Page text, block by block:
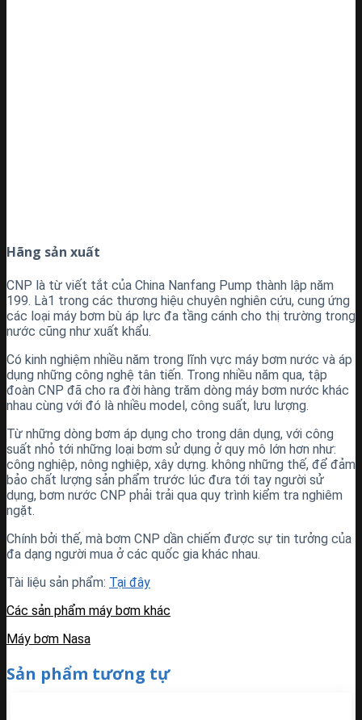
Hãng sản xuất
CNP là từ viết tắt của China Nanfang Pump thành lập năm
199. Là1 trong các thương hiệu chuyên nghiên cứu, cung ứng
các loại máy bơm bù áp lực đa tầng cánh cho thị trường trong
nước cũng như xuất khẩu.
Có kinh nghiệm nhiều năm trong lĩnh vực máy bơm nước và áp
dụng những công nghệ tân tiến. Trong nhiều năm qua, tập
đoàn CNP đã cho ra đời hàng trăm dòng máy bơm nước khác
nhau cùng với đó là nhiều model, công suất, lưu lượng.
Từ những dòng bơm áp dụng cho trong dân dụng, với công
suất nhỏ tới những loại bơm sử dụng ở quy mô lớn hơn như:
công nghiệp, nông nghiệp, xây dựng. không những thế, để đảm
bảo chất lượng sản phẩm trước lúc đưa tới tay người sử
dụng, bơm nước CNP phải trải qua quy trình kiểm tra nghiêm
ngặt.
Chính bởi thế, mà bơm CNP dần chiếm được sự tin tưởng của
đa dạng người mua ở các quốc gia khác nhau.
Tài liệu sản phẩm: Tại đây
Các sản phẩm máy bơm khác
Máy bơm Nasa
Sản phẩm tương tự